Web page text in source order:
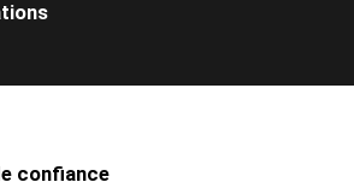
confiance